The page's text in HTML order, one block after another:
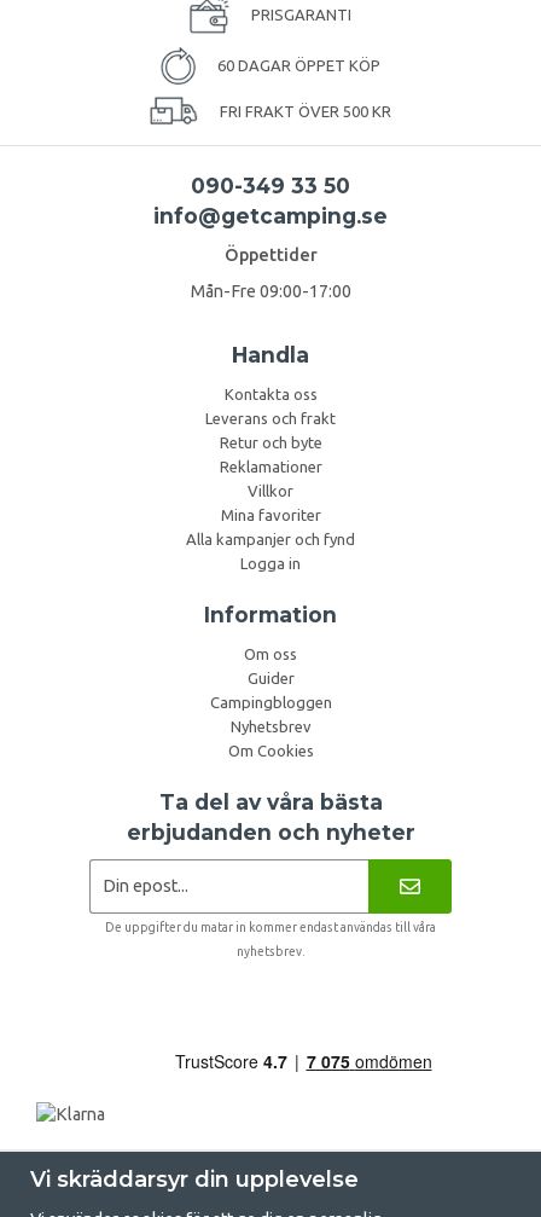
PRISGARANTI
60 DAGAR ÖPPET KÖP
FRI FRAKT ÖVER 500 KR
090-349 33 50
info@getcamping.se
Öppettider
Mån-Fre 09:00-17:00
Handla
Kontakta oss
Leverans och frakt
Retur och byte
Reklamationer
Villkor
Mina favoriter
Alla kampanjer och fynd
Logga in
Information
Om oss
Guider
Campingbloggen
Nyhetsbrev
Om Cookies
Ta del av våra bästa
erbjudanden och nyheter
De uppgifter du matar in kommer endast användas till våra
nyhetsbrev.
Vi skräddarsyr din upplevelse